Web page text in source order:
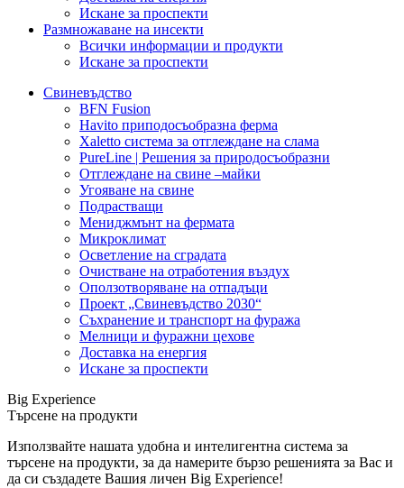
Искане за проспекти
Размножаване на инсекти
Всички информации и продукти
Искане за проспекти
Свиневъдство
BFN Fusion
Havito приподосъобразна ферма
Xaletto система за отглеждане на слама
PureLine | Решения за природосъобразни
Отглеждане на свине –майки
Угояване на свине
Подрастващи
Мениджмънт на фермата
Микроклимат
Осветление на сградата
Очистване на отработения въздух
Оползотворяване на отпадъци
Проект „Свиневъдство 2030“
Съхранение и транспорт на фуража
Мелници и фуражни цехове
Доставка на енергия
Искане за проспекти
Big Experience
Търсене на продукти
Използвайте нашата удобна и интелигентна система за
търсене на продукти, за да намерите бързо решенията за Вас и
да си създадете Вашия личен Big Experience!